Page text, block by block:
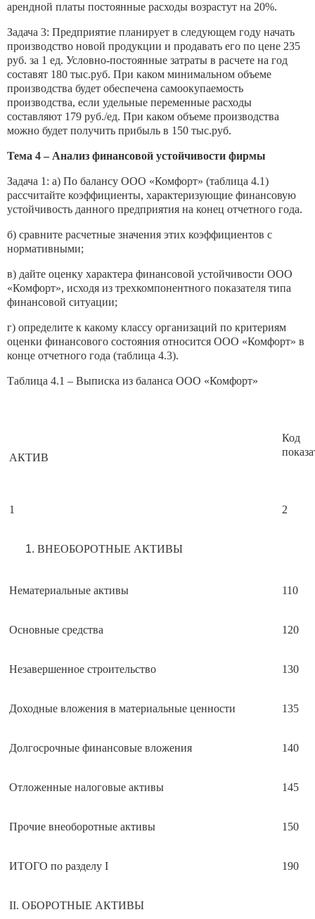
арендной платы постоянные расходы возрастут на 20%.
Задача 3: Предприятие планирует в следующем году начать
производство новой продукции и продавать его по цене 235
руб. за 1 ед. Условно-постоянные затраты в расчете на год
составят 180 тыс.руб. При каком минимальном объеме
производства будет обеспечена самоокупаемость
производства, если удельные переменные расходы
составляют 179 руб./ед. При каком объеме производства
можно будет получить прибыль в 150 тыс.руб.
Тема 4 – Анализ финансовой устойчивости фирмы
Задача 1: а) По балансу ООО «Комфорт» (таблица 4.1)
рассчитайте коэффициенты, характеризующие финансовую
устойчивость данного предприятия на конец отчетного года.
б) сравните расчетные значения этих коэффициентов с
нормативными;
в) дайте оценку характера финансовой устойчивости ООО
«Комфорт», исходя из трехкомпонентного показателя типа
финансовой ситуации;
г) определите к какому классу организаций по критериям
оценки финансового состояния относится ООО «Комфорт» в
конце отчетного года (таблица 4.3).
Таблица 4.1 – Выписка из баланса ООО «Комфорт»
АКТИВ
Код
1 2
ВНЕОБОРОТНЫЕ АКТИВЫ
Нематериальные активы 110
Основные средства 120
Незавершенное строительство 130
Доходные вложения в материальные ценности 135
Долгосрочные финансовые вложения 140
Отложенные налоговые активы 145
Прочие внеоборотные активы 150
ИТОГО по разделу I 190
II. ОБОРОТНЫЕ АКТИВЫ